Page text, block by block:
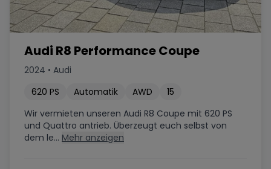
Audi R8 Performance Coupe
2024 • Audi
620 PS Automatik AWD
15
Wir vermieten unseren Audi R8 Coupe mit 620 PS
und Quattro antrieb. Überzeugt euch selbst von
dem le... Mehr anzeigen